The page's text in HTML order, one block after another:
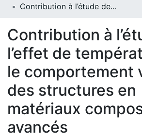
Statistics
Contribution à l’étude de l’effet de température sur le comportement vibratoire des structures en matériaux composites avancés
Contribution à
l’effet de
le comportement
des structures en
matériaux
avancés